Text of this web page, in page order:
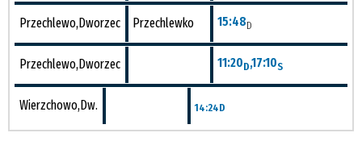
Przechlewo,Dworzec Przechlewko 15:48D
Przechlewo,Dworzec 11:20D,17:10S
Wierzchowo,Dw. 14:24D